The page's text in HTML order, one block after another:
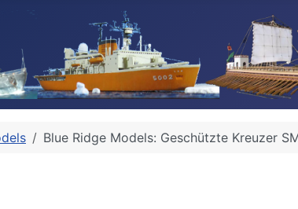
Blue Ridge Models: Geschützte Kreuzer